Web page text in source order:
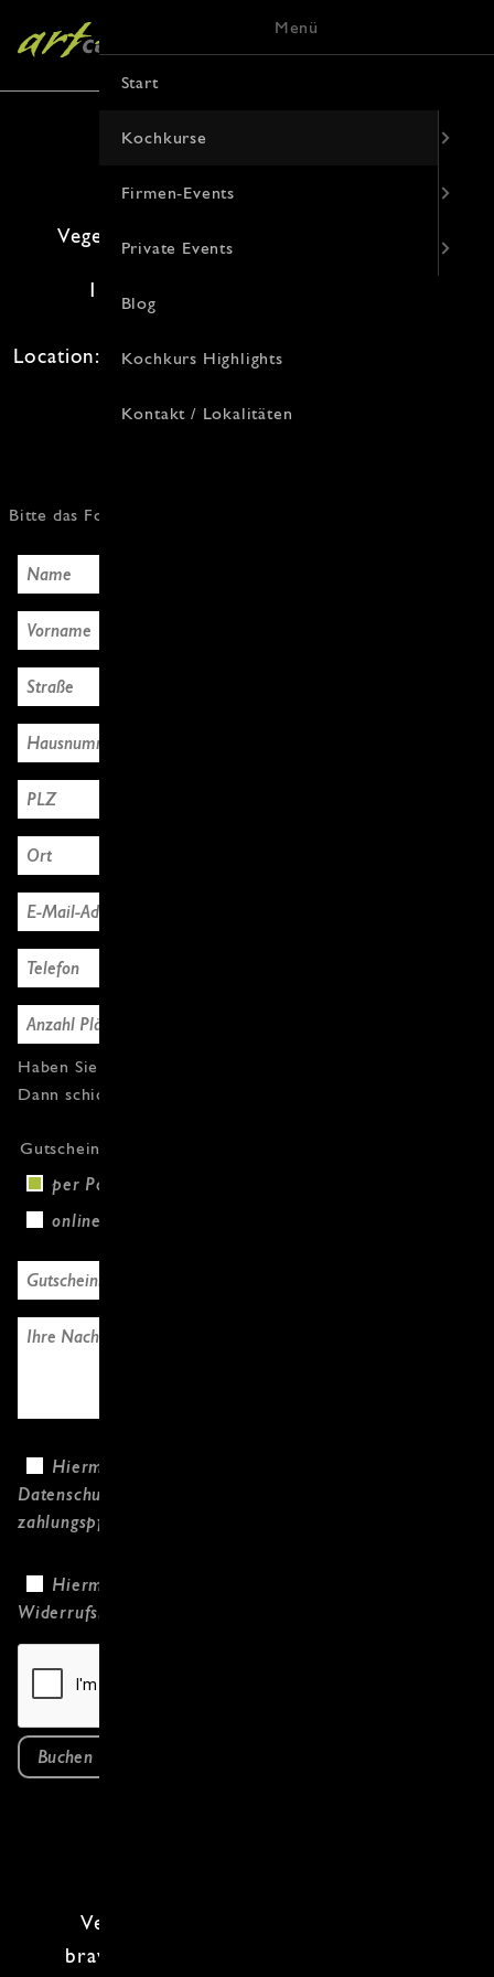
Vegetarische Köstlichkeiten (Kochkurs)
16. September 2026 · 19:00 Uhr
Location: , Von-Vincke-Straße 9, 48143 Münster
Bitte das Formular mit den Käuferdaten ausfüllen, Danke!
Haben Sie Fragen oder weitere Gutscheine?
Dann schicken Sie uns einfach eine Nachricht.
Gutscheinversand
per Post (+3,00 €)
online
Hiermit bestätige ich, dass ich die
Datenschutzerklärung
zahlungspflichtig bestelle.
Hiermit bestätige ich, dass ich die
Widerrufsbelehrung
Buchen
Vegetarisch
brav. In diesem
Menü
Start
Kochkurse
Firmen-Events
Private Events
Blog
Kochkurs Highlights
Kontakt / Lokalitäten